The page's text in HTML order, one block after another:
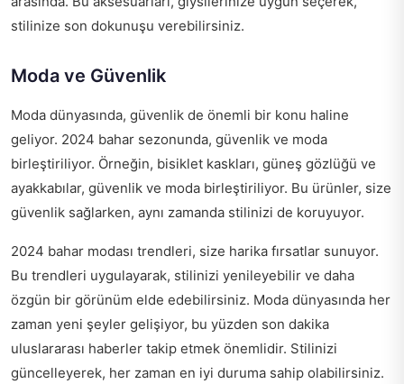
stilinize son dokunuşu verebilirsiniz.
Moda ve Güvenlik
Moda dünyasında, güvenlik de önemli bir konu haline
geliyor. 2024 bahar sezonunda, güvenlik ve moda
birleştiriliyor. Örneğin, bisiklet kaskları, güneş gözlüğü ve
ayakkabılar, güvenlik ve moda birleştiriliyor. Bu ürünler, size
güvenlik sağlarken, aynı zamanda stilinizi de koruyuyor.
2024 bahar modası trendleri, size harika fırsatlar sunuyor.
Bu trendleri uygulayarak, stilinizi yenileyebilir ve daha
özgün bir görünüm elde edebilirsiniz. Moda dünyasında her
zaman yeni şeyler gelişiyor, bu yüzden son dakika
uluslararası haberler takip etmek önemlidir. Stilinizi
güncelleyerek, her zaman en iyi duruma sahip olabilirsiniz.